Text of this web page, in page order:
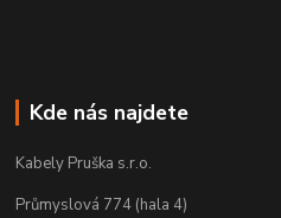
Kde nás najdete
Kabely Pruška s.r.o.
Průmyslová 774 (hala 4)